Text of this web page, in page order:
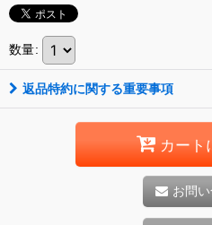
数量:
返品特約に関する重要事項
カート
お問